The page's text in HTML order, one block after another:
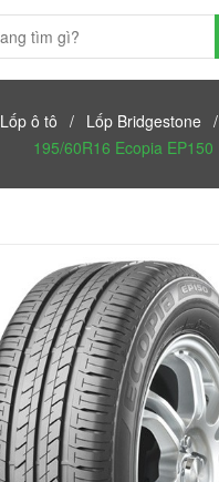
Lốp ô tô / Lốp Bridgestone /
195/60R16 Ecopia EP150